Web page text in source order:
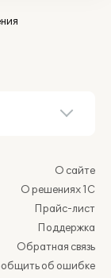
О сайте
О решениях 1С
Прайс-лист
Поддержка
Обратная связь
об ошибке